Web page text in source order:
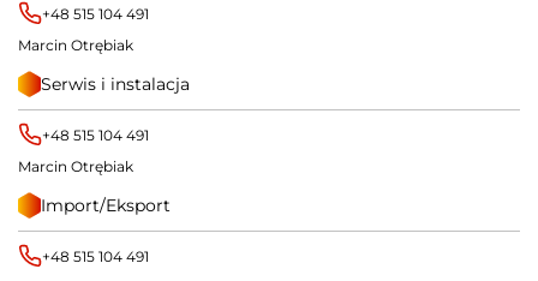
+48 515 104 491
Marcin Otrębiak
Serwis i instalacja
+48 515 104 491
Marcin Otrębiak
Import/Eksport
+48 515 104 491